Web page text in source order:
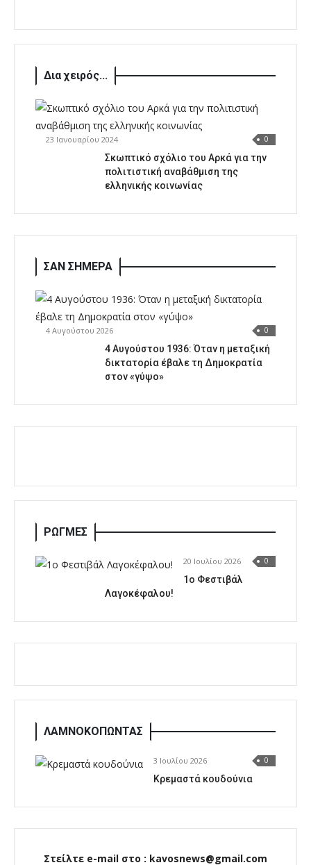
Δια χειρός...
23 Ιανουαρίου 2024 0
Σκωπτικό σχόλιο του Αρκά για την
πολιτιστική αναβάθμιση της
ελληνικής κοινωνίας
ΣΑΝ ΣΗΜΕΡΑ
4 Αυγούστου 2026 0
4 Αυγούστου 1936: Όταν η μεταξική
δικτατορία έβαλε τη Δημοκρατία
στον «γύψο»
ΡΩΓΜΕΣ
20 Ιουλίου 2026 0
1o Φεστιβάλ
Λαγοκέφαλου!
ΛΑΜΝΟΚΟΠΩΝΤΑΣ
3 Ιουλίου 2026 0
Κρεμαστά κουδούνια
Στείλτε e-mail στο : kavosnews@gmail.com